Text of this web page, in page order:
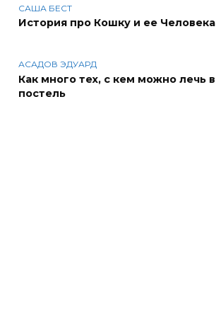
САША БЕСТ
История про Кошку и ее Человека
АСАДОВ ЭДУАРД
Как много тех, с кем можно лечь в
постель